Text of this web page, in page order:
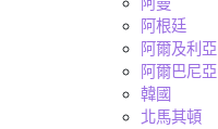
阿根廷
阿爾及利亞
阿爾巴尼亞
韓國
北馬其頓